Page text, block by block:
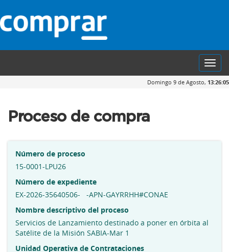
Domingo 9 de Agosto, 13:26:06
Proceso de compra
Número de proceso
15-0001-LPU26
Número de expediente
EX-2026-35640506- -APN-GAYRRHH#CONAE
Nombre descriptivo del proceso
Servicios de Lanzamiento destinado a poner en órbita al
Satélite de la Misión SABIA-Mar 1
Unidad Operativa de Contrataciones